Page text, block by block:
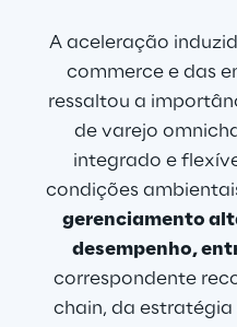
A aceleração
commerce e das
ressaltou a
de varejo
integrado e
condições
gerenciamento
desempenho,
correspondente
chain, da